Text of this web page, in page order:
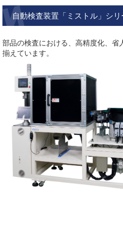
自動検査装置「ミストル」シリ
部品の検査における、高精度化、省
揃えています。